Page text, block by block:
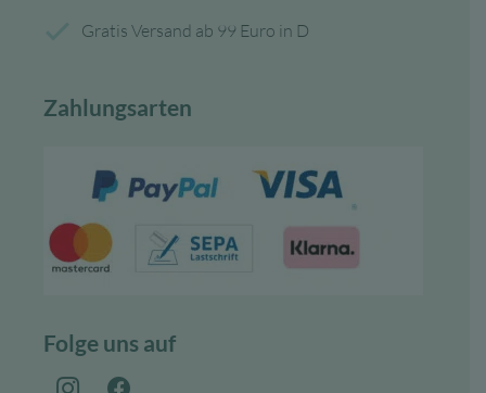
Gratis Versand ab 99 Euro in D
Zahlungsarten
Folge uns auf